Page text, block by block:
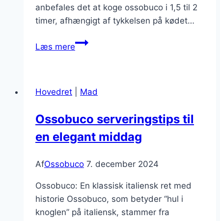
anbefales det at koge ossobuco i 1,5 til 2
timer, afhængigt af tykkelsen på kødet…
Læs mereKogningstid
retter
Hovedret Mad
Ossobuco serveringstips til
en elegant middag
AfOssobuco 7. december 2024
Ossobuco: En klassisk italiensk ret med
historie Ossobuco, som betyder “hul i
knoglen” på italiensk, stammer fra